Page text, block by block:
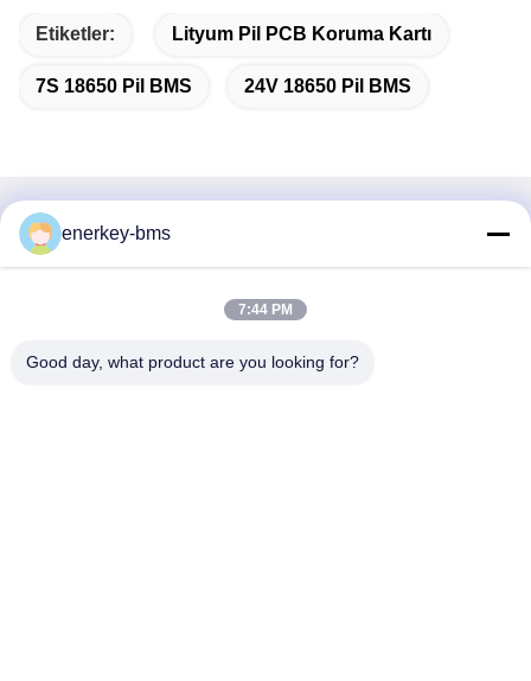
Etiketler: Lityum Pil PCB Koruma Kartı
7S 18650 Pil BMS 24V 18650 Pil BMS
Hızlı iletişim
Bölge A, 9. kat, Bina G, Guancheng Düşük Karbonlu Sanayi
Parkı, Shangcun Topluluğu, Gongming Caddesi, Guangming
Bölgesi, Shenzhen, Çin, 518106
enerkey-bms
7:44 PM
Good day, what product are you looking for?